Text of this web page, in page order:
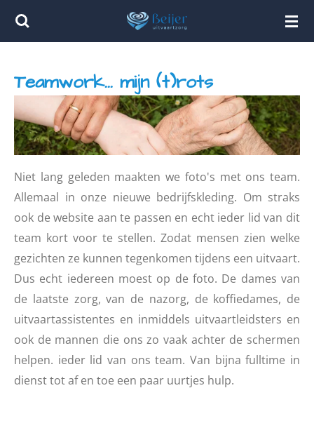
Ga
de
hoofdinhoud
Teamwork... mijn (t)rots
Niet lang geleden maakten we foto's met ons team.
Allemaal in onze nieuwe bedrijfskleding. Om straks
ook de website aan te passen en echt ieder lid van dit
team kort voor te stellen. Zodat mensen zien welke
gezichten ze kunnen tegenkomen tijdens een uitvaart.
Dus echt iedereen moest op de foto. De dames van
de laatste zorg, van de nazorg, de koffiedames, de
uitvaartassistentes en inmiddels uitvaartleidsters en
ook de mannen die ons zo vaak achter de schermen
helpen. ieder lid van ons team. Van bijna fulltime in
dienst tot af en toe een paar uurtjes hulp.